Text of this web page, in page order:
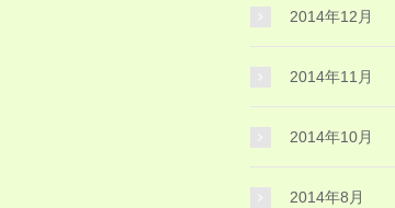
2014年12月
2014年11月
2014年10月
2014年8月